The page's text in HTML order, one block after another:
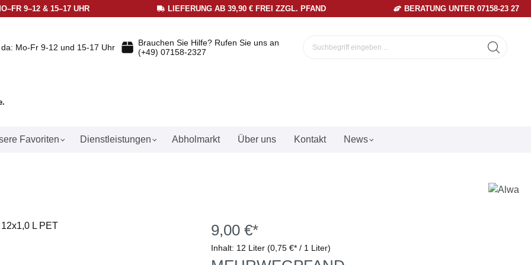
9–12 & 15–17 UHR LIEFERUNG AB 39,90 € FREI ZZGL. PFAND BERATUNG UNTER 07158-23 27
Mo-Fr 9-12 und 15-17 Uhr
Brauchen Sie Hilfe? Rufen Sie uns an
(+49) 07158-2327
Favoriten Dienstleistungen Abholmarkt Über uns Kontakt News
9,00 €*
Inhalt: 12 Liter (0,75 €* / 1 Liter)